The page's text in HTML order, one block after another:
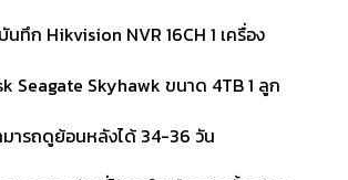
นทึก Hikvision NVR 16CH 1 เครื่อง
Seagate Skyhawk ขนาด 4TB 1 ลูก
มารถดูย้อนหลังได้ 34-36 วัน